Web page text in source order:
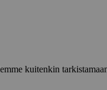
kuitenkin